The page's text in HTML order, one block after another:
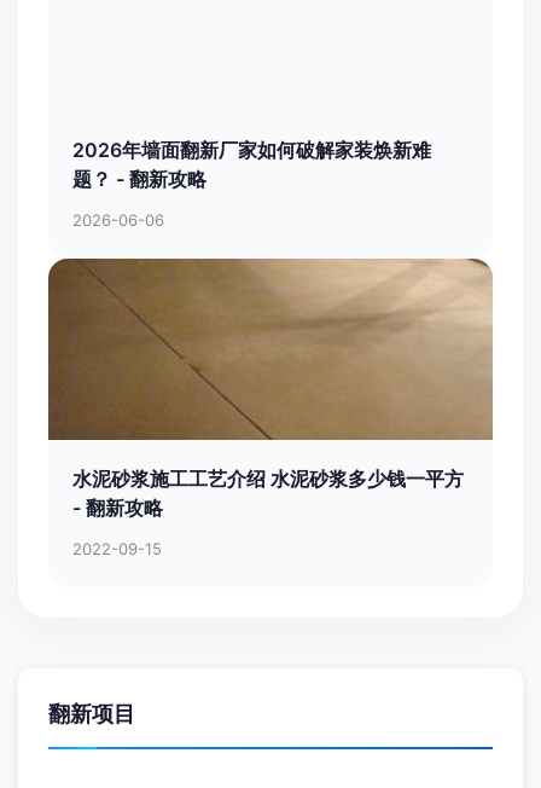
2026年墙面翻新厂家如何破解家装焕新难
题？ - 翻新攻略
2026-06-06
水泥砂浆施工工艺介绍 水泥砂浆多少钱一平方
- 翻新攻略
2022-09-15
翻新项目